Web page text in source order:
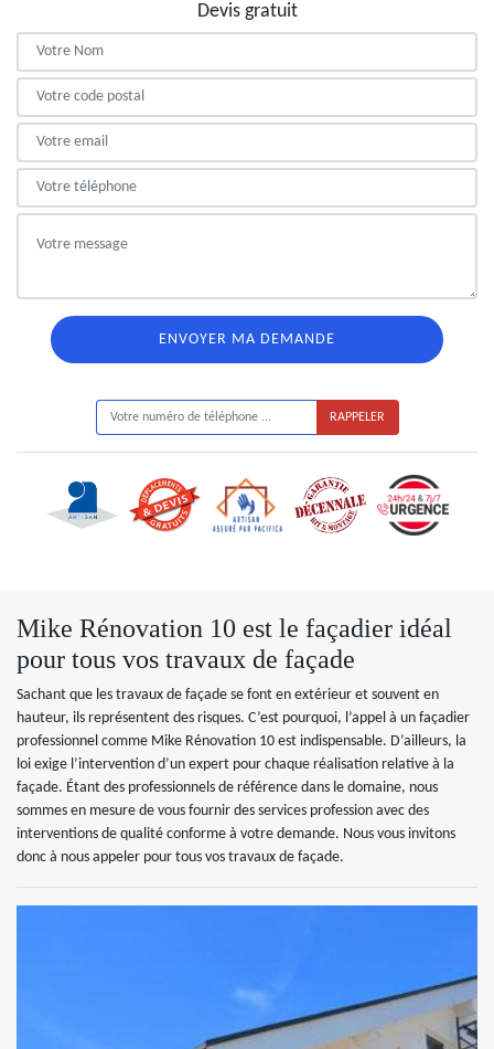
Devis gratuit
Mike Rénovation 10 est le façadier idéal
pour tous vos travaux de façade
Sachant que les travaux de façade se font en extérieur et souvent en
hauteur, ils représentent des risques. C’est pourquoi, l’appel à un façadier
professionnel comme Mike Rénovation 10 est indispensable. D’ailleurs, la
loi exige l’intervention d’un expert pour chaque réalisation relative à la
façade. Étant des professionnels de référence dans le domaine, nous
sommes en mesure de vous fournir des services profession avec des
interventions de qualité conforme à votre demande. Nous vous invitons
donc à nous appeler pour tous vos travaux de façade.